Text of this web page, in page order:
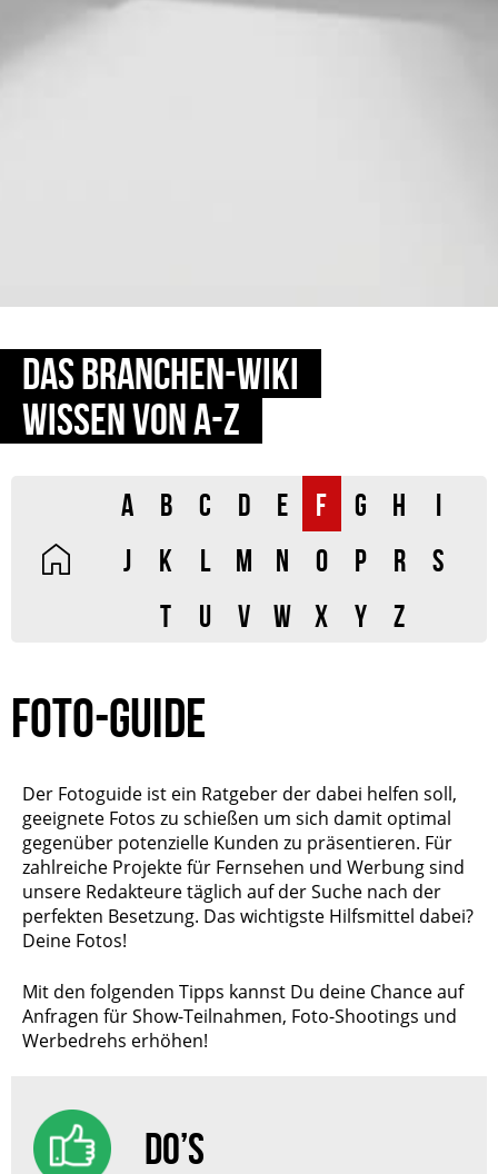
DAS BRANCHEN-WIKI
WISSEN VON A-Z
A B C D E F G H
I
J
K L M N O P R
S
T
U V W X Y Z
FOTO-GUIDE
Der Fotoguide ist ein Ratgeber der dabei helfen soll,
geeignete Fotos zu schießen um sich damit optimal
gegenüber potenzielle Kunden zu präsentieren. Für
zahlreiche Projekte für Fernsehen und Werbung sind
unsere Redakteure täglich auf der Suche nach der
perfekten Besetzung. Das wichtigste Hilfsmittel dabei?
Deine Fotos!
Mit den folgenden Tipps kannst Du deine Chance auf
Anfragen für Show-Teilnahmen, Foto-Shootings und
Werbedrehs erhöhen!
DO’S